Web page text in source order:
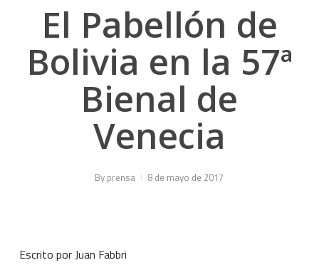
El Pabellón de
Bolivia en la 57ª
Bienal de
Venecia
By prensa 8 de mayo de 2017
Escrito por Juan Fabbri